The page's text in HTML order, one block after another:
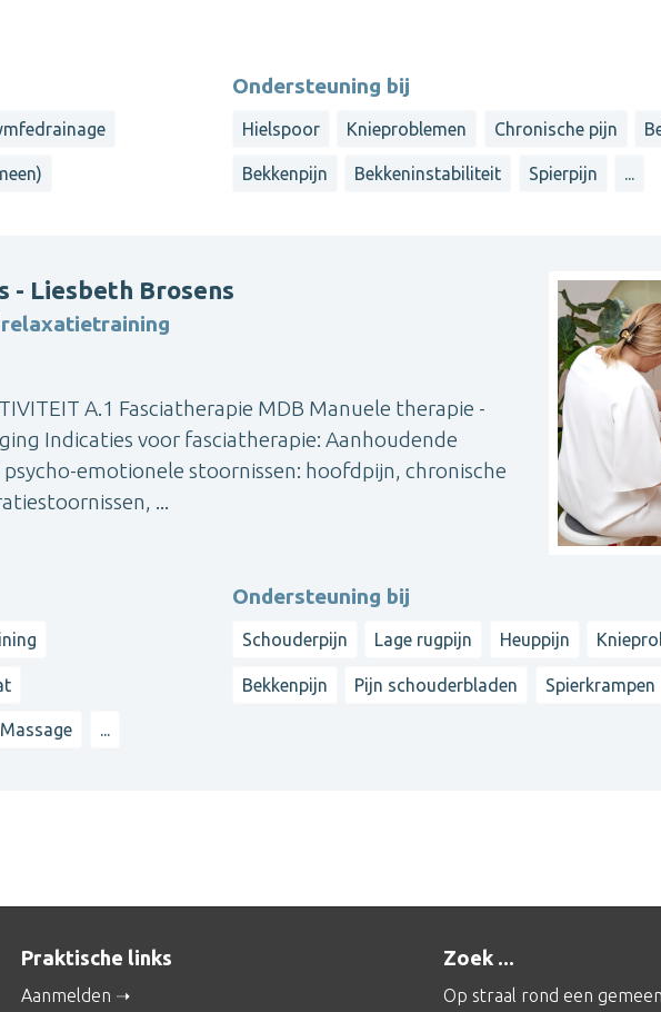
Ondersteuning bij
Hielspoor Knieproblemen Chronische pijn
Bekkenpijn Bekkeninstabiliteit Spierpijn ...
- Liesbeth Brosens
A.1 Fasciatherapie MDB Manuele therapie -
Indicaties voor fasciatherapie: Aanhoudende
emotionele stoornissen: hoofdpijn, chronische
...
Massage ...
Ondersteuning bij
Schouderpijn Lage rugpijn Heuppijn
Bekkenpijn Pijn schouderbladen Spierkrampen
Praktische links
Aanmelden
Zoek ...
Op straal rond een